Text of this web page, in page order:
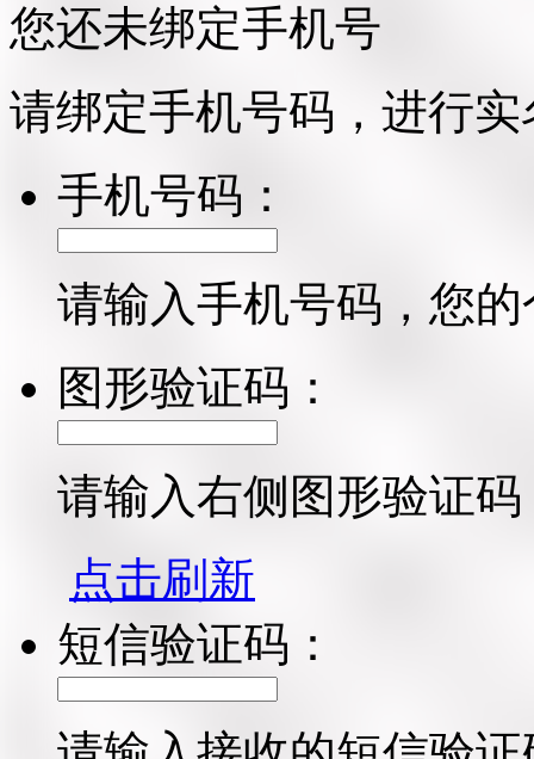
您还未绑定手机号
请绑定手机号码，进行
手机号码：
请输入手机号码，您
图形验证码：
请输入右侧图形验证码
点击刷新
短信验证码：